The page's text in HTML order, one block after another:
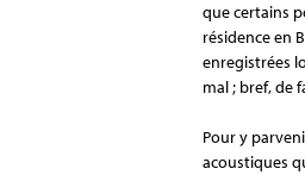
que certains
résidence en
enregistrées
mal ; bref, de
Pour y
acoustiques